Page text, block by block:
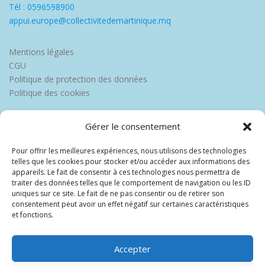
Gérer le consentement
Pour offrir les meilleures expériences, nous utilisons des technologies
telles que les cookies pour stocker et/ou accéder aux informations des
appareils. Le fait de consentir à ces technologies nous permettra de
traiter des données telles que le comportement de navigation ou les ID
uniques sur ce site. Le fait de ne pas consentir ou de retirer son
consentement peut avoir un effet négatif sur certaines caractéristiques
et fonctions.
Accepter
Tél : 0596598900
appui.europe@collectivitedemartinique.mq
Mentions légales
CGU
Politique de protection des données
Politique des cookies